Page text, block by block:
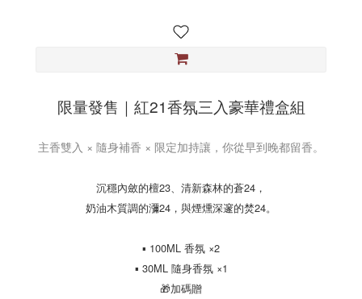
限量發售｜紅21香氛三入豪華禮盒組
主香雙入 × 隨身補香 × 限定加持讓，你從早到晚都留香。
沉穩內斂的檀23、清新森林的蒼24，
奶油木質調的瀰24，與煙燻深邃的焚24。
▪ 100ML 香氛 ×2
▪ 30ML 隨身香氛 ×1
🎁加碼贈